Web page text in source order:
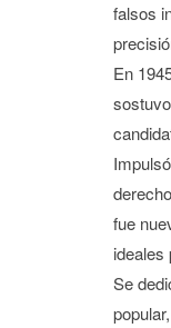
falsos
En
fue
ideales
Se